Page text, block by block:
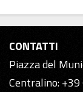
CONTATTI
Piazza del
Centralino: